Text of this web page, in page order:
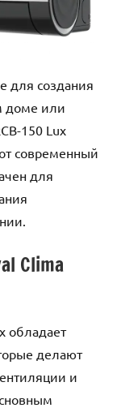
для создания
доме или
150 Lux
современный
для
Clima
обладает
делают
и